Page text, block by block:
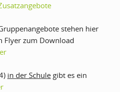
stehen hier
Flyer zum Download
in der Schule gibt es ein